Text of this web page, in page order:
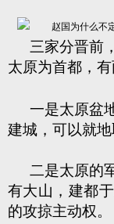
三家分晋前
太原为首都，有
一是太原盆
建城，可以就地
二是太原的
有大山，建都
的攻掠主动权。